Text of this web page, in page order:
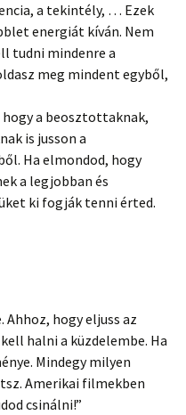
a tekintély, … Ezek
energiát kíván. Nem
tudni mindenre a
meg mindent egyből,
a beosztottaknak,
is jusson a
Ha elmondod, hogy
a legjobban és
ki fogják tenni érted.
hogy eljuss az
halni a küzdelembe. Ha
Mindegy milyen
Amerikai filmekben
csinálni!”